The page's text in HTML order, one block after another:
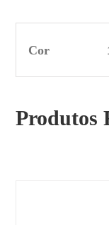
Cor
Produtos